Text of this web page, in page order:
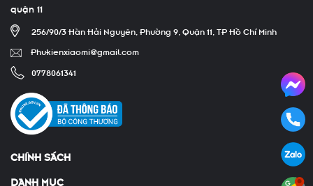
quận 11
256/90/3 Hàn Hải Nguyên, Phường 9, Quận 11, TP Hồ Chí Minh
Phukienxiaomi@gmail.com
0778061341
CHÍNH SÁCH
DANH MỤC